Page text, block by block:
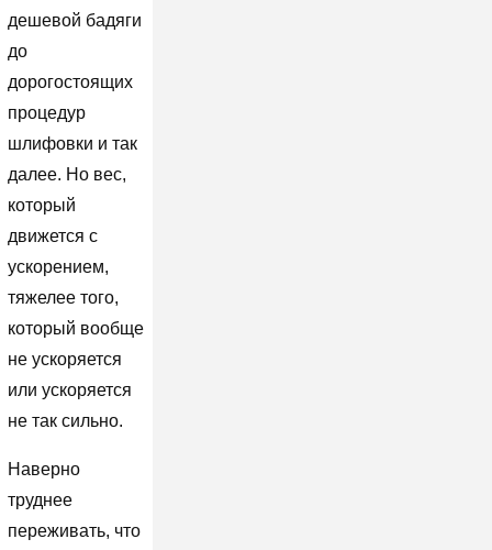
дешевой бадяги
до
дорогостоящих
процедур
шлифовки и так
далее. Но вес,
который
движется с
ускорением,
тяжелее того,
который вообще
не ускоряется
или ускоряется
не так сильно.
Наверно
труднее
переживать, что